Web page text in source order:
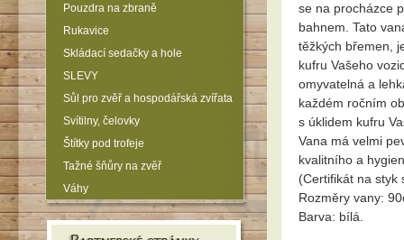
se na procházce
bahnem. Tato
těžkých břemen,
kufru Vašeho
omyvatelná a
každém ročním
s úklidem kufru
Vana má velmi
kvalitního a
(Certifikát na styk
Rozměry vany:
Barva: bílá.
Pouzdra na zbraně
Rukavice
Skládací sedačky a hole
SLEVY
Sůl pro zvěř a hospodářská zvířata
Svítilny, čelovky
Štítky pod trofeje
Tažné šňůry na zvěř
Váhy